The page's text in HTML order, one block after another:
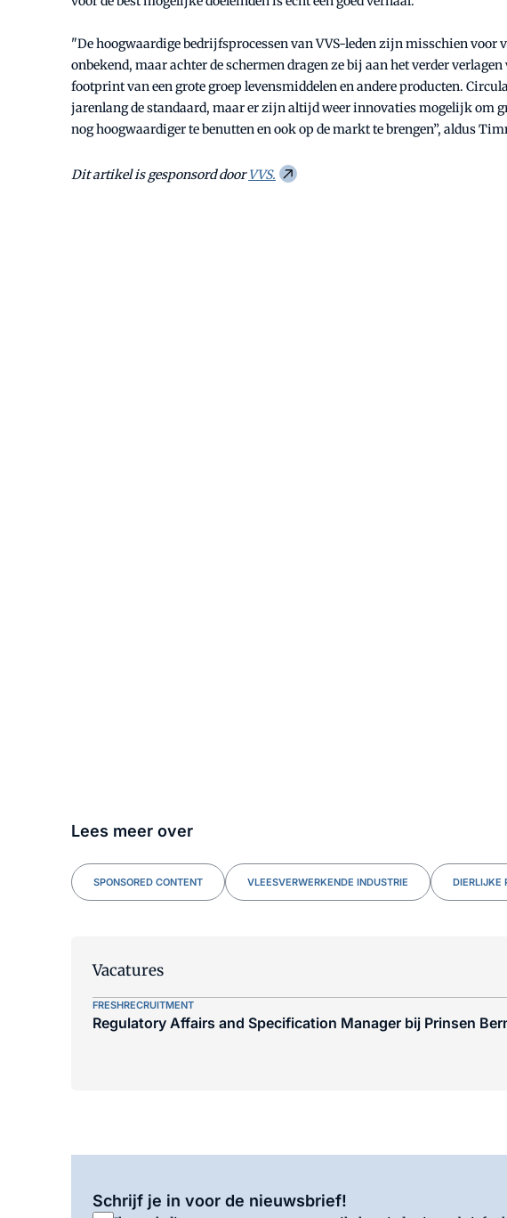
"De hoogwaardige bedrijfsprocessen van VVS-leden zijn misschien voor
onbekend, maar achter de schermen dragen ze bij aan het verder verlagen
footprint van een grote groep levensmiddelen en andere producten.
jarenlang de standaard, maar er zijn altijd weer innovaties mogelijk om
nog hoogwaardiger te benutten en ook op de markt te brengen”, aldus
Dit artikel is gesponsord doorVVS.
Lees meer over
SPONSORED CONTENT VLEESVERWERKENDE INDUSTRIE DIERLIJKE
Vacatures
FRESHRECRUITMENT
Regulatory Affairs and Specification Manager bij Prinsen
Schrijf je in voor de nieuwsbrief!